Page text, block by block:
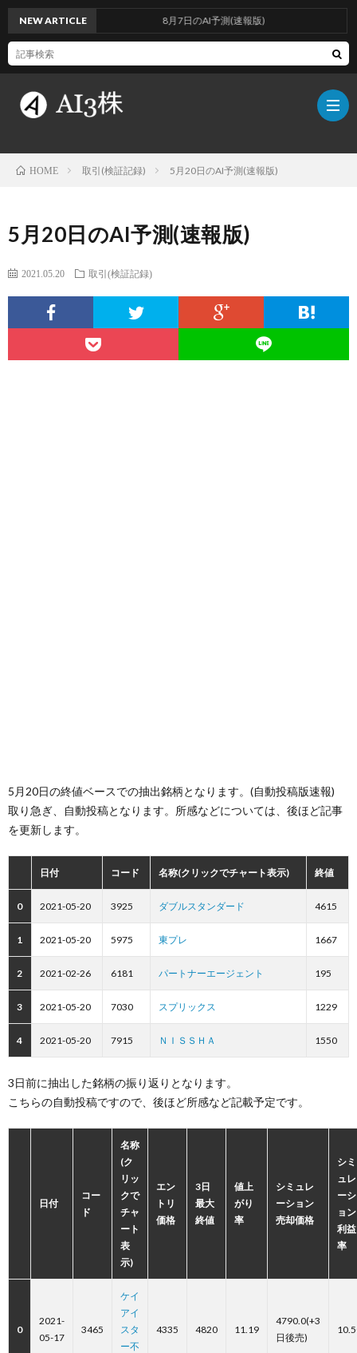
グ
NEW ARTICLE 8月7日のAI予測(速報版)
HOME 取引(検証記録) 5月20日のAI予測(速報版)
5月20日のAI予測(速報版)
2021.05.20 取引(検証記録)
5月20日の終値ベースでの抽出銘柄となります。(自動投稿版速報)
取り急ぎ、自動投稿となります。所感などについては、後ほど記事
を更新します。
日付 コード 名称(クリックでチャート表示) 終値
0 2021-05-20 3925 ダブルスタンダード 4615
1 2021-05-20 5975 東プレ 1667
2 2021-02-26 6181 パートナーエージェント 195
3 2021-05-20 7030 スプリックス 1229
4 2021-05-20 7915 ＮＩＳＳＨＡ 1550
3日前に抽出した銘柄の振り返りとなります。
こちらの自動投稿ですので、後ほど所感など記載予定です。
日付
コー
ド
名称
(ク
リッ
クで
チャ
ート
表
示)
エン
トリ
価格
3日
最大
終値
値上
がり
率
シミュレ
ーション
売却価格
シミ
ュレ
ーシ
ョン
利益
率
0
2021-
05-17
3465
ケイ
アイ
スタ
ー不
4335 4820 11.19
4790.0(+3
日後売)